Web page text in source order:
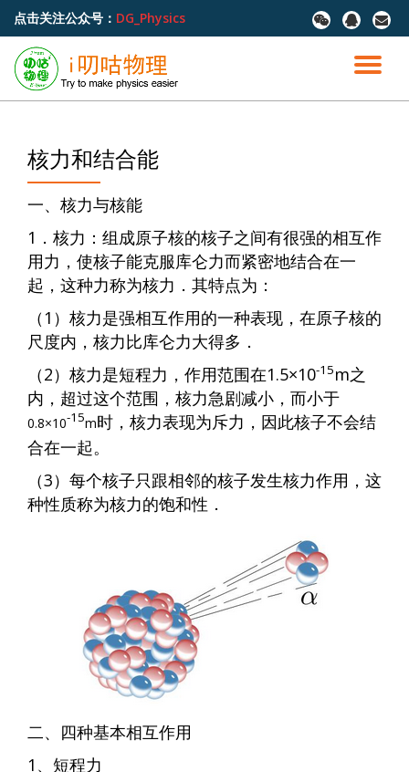
容
点击关注公众号： DG_Physics
fa-
wechat
fa-
qq
fa-
切
核力和结合能
一、核力与核能
1．核力：组成原子核的核子之间有很强的相互作
用力，使核子能克服库仑力而紧密地结合在一
起，这种力称为核力．其特点为：
（1）核力是强相互作用的一种表现，在原子核的
尺度内，核力比库仑力大得多．
（2）核力是短程力，作用范围在1.5×10-15m之
内，超过这个范围，核力急剧减小，而小于
0.8×10-15m时，核力表现为斥力，因此核子不会结
合在一起。
（3）每个核子只跟相邻的核子发生核力作用，这
种性质称为核力的饱和性．
二、四种基本相互作用
1、短程力